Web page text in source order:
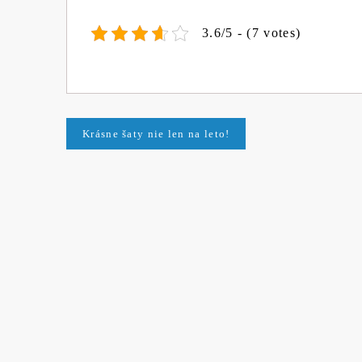
3.6/5 - (7 votes)
Navigace
Krásne šaty nie len na leto!